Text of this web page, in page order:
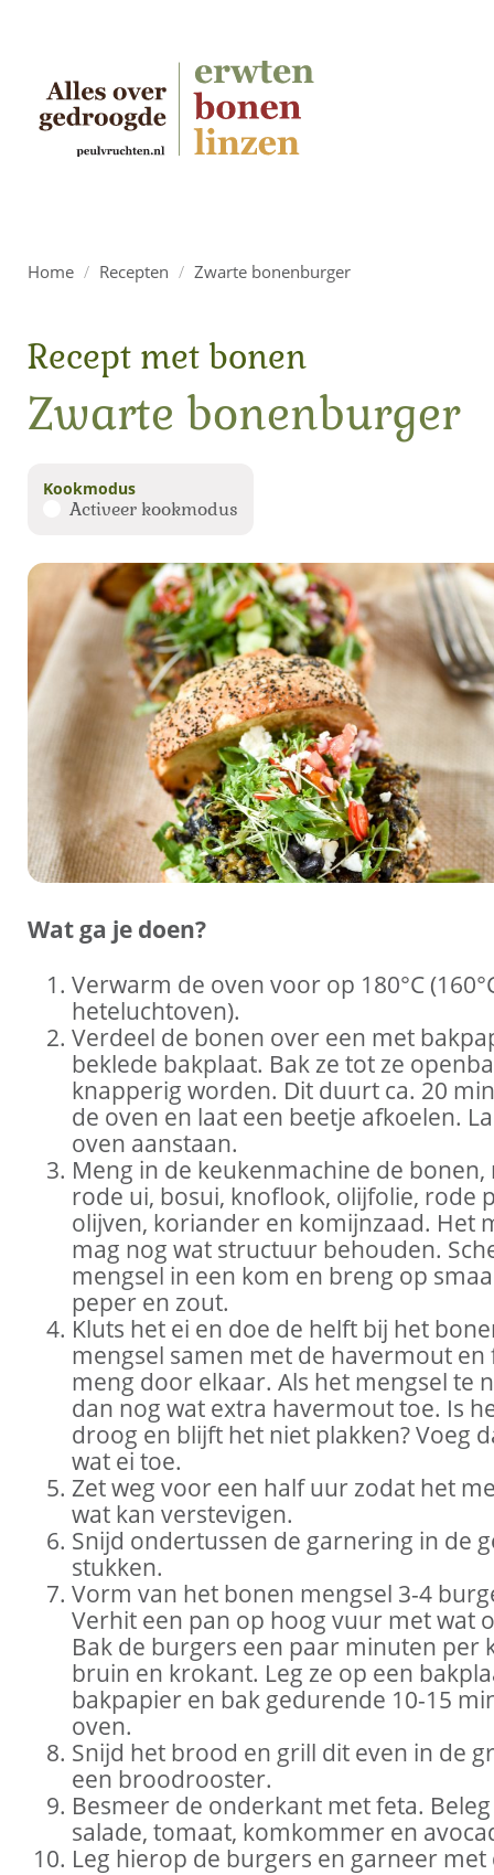
Home / Recepten / Zwarte bonenburger
Kookmodus
Activeer kookmodus
Zwarte bonenburger
Recept met bonen
Wat ga je doen?
Verwarm de oven voor op 180°C
heteluchtoven).
Verdeel de bonen over een met
beklede bakplaat. Bak ze tot ze
knapperig worden. Dit duurt ca. 20
de oven en laat een beetje afkoelen.
oven aanstaan.
Meng in de keukenmachine de bonen,
rode ui, bosui, knoflook, olijfolie, rode
olijven, koriander en komijnzaad. Het
mag nog wat structuur behouden.
mengsel in een kom en breng op
peper en zout.
Kluts het ei en doe de helft bij het
mengsel samen met de havermout en
meng door elkaar. Als het mengsel te
dan nog wat extra havermout toe. Is
droog en blijft het niet plakken? Voeg
wat ei toe.
Zet weg voor een half uur zodat het
wat kan verstevigen.
Snijd ondertussen de garnering in de
stukken.
Vorm van het bonen mengsel 3-4
Verhit een pan op hoog vuur met wat
Bak de burgers een paar minuten per
bruin en krokant. Leg ze op een
bakpapier en bak gedurende 10-15
oven.
Snijd het brood en grill dit even in de
een broodrooster.
Besmeer de onderkant met feta.
salade, tomaat, komkommer en
Leg hierop de burgers en garneer met